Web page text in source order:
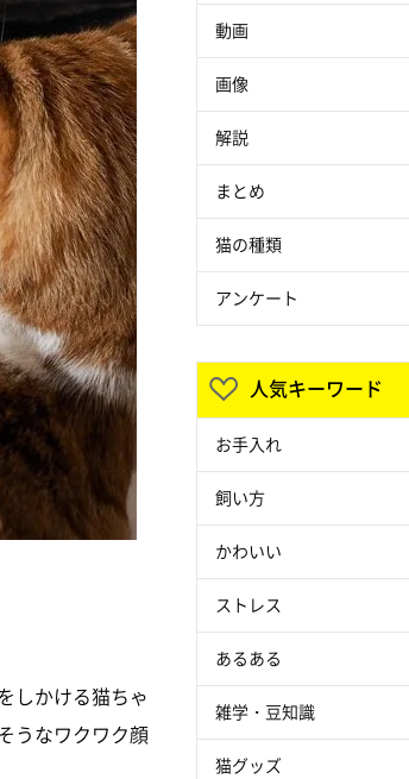
しかける猫ちゃ
うなワクワク顔
動画
画像
解説
まとめ
猫の種類
アンケート
人気キーワード
お手入れ
飼い方
かわいい
ストレス
あるある
雑学・豆知識
猫グッズ